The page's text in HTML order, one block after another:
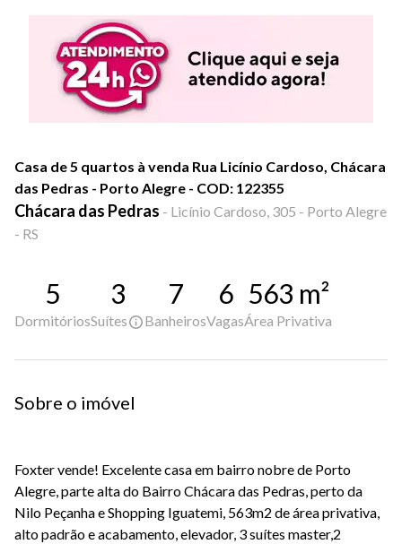
Casa de 5 quartos à venda Rua Licínio Cardoso, Chácara
das Pedras - Porto Alegre - COD: 122355
Chácara das Pedras - Licínio Cardoso, 305 - Porto Alegre
- RS
5
Dormitórios
3
Suítes
7
Banheiros
6
Vagas
563 m²
Área Privativa
Sobre o imóvel
Foxter vende! Excelente casa em bairro nobre de Porto
Alegre, parte alta do Bairro Chácara das Pedras, perto da
Nilo Peçanha e Shopping Iguatemi, 563m2 de área privativa,
alto padrão e acabamento, elevador, 3 suítes master,2